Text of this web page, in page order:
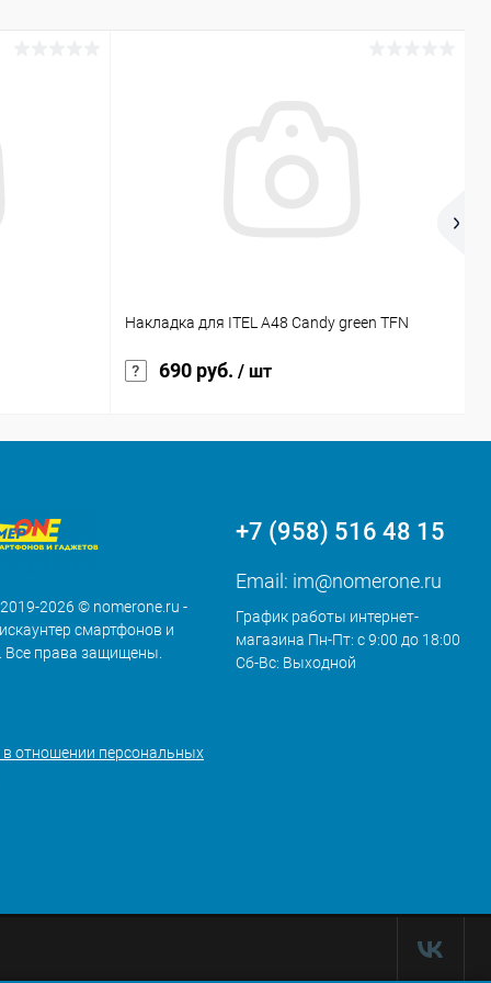
Накладка для ITEL A48 Candy green TFN
690 руб. / шт
2026 © nomerone.ru -
смартфонов и
Все права защищены.
в отношении персональных
+7 (958) 516 48 15
Email: im@nomerone.ru
График работы интернет-
магазина Пн-Пт: с 9:00 до 18:00
Сб-Вс: Выходной